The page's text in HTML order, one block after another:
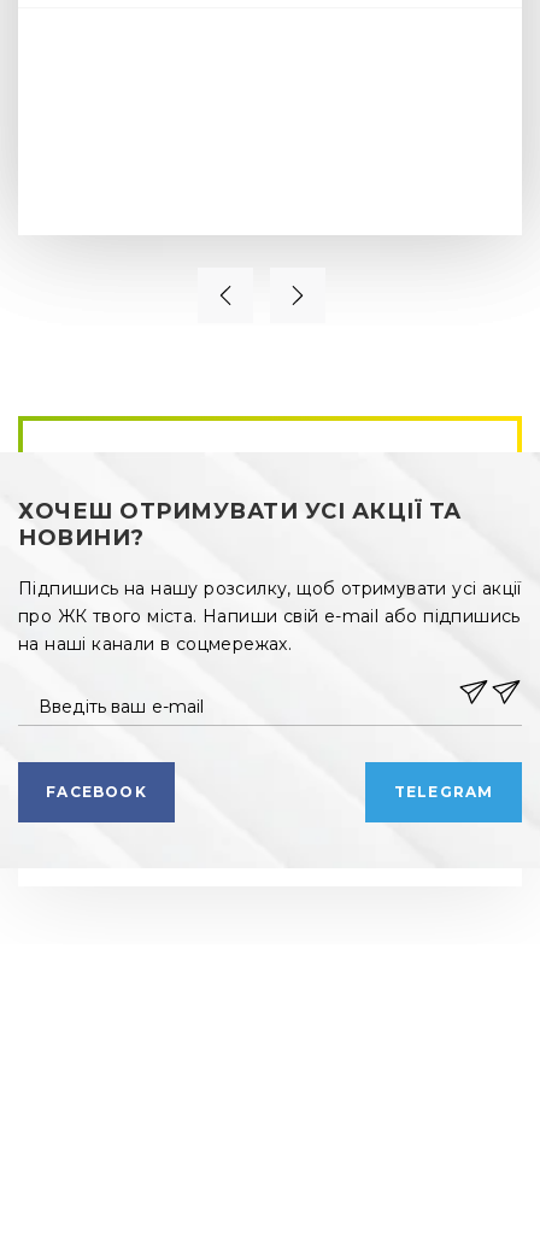
ХОЧЕШ ОТРИМУВАТИ УСІ АКЦІЇ ТА
НОВИНИ?
Підпишись на нашу розсилку, щоб отримувати усі акції
про ЖК твого міста. Напиши свій e-mail або підпишись
на наші канали в соцмережах.
Введіть ваш e-mail
FACEBOOK TELEGRAM